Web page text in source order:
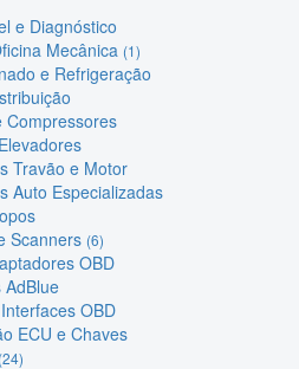
e Diagnóstico
Mecânica (1)
e Refrigeração
Compressores
Travão e Motor
Auto Especializadas
Scanners (6)
OBD
AdBlue
OBD
ECU e Chaves
(24)